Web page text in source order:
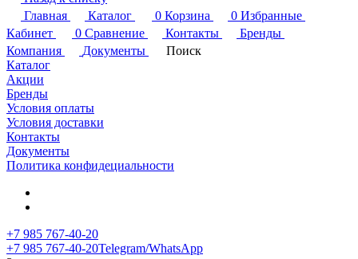
Главная
Каталог 0 Корзина 0 Избранные
Кабинет
0 Сравнение Контакты
Бренды
Компания
Документы
Поиск
Каталог
Акции
Бренды
Условия оплаты
Условия доставки
Контакты
Документы
Политика конфидециальности
+7 985 767-40-20
+7 985 767-40-20Telegram/WhatsApp